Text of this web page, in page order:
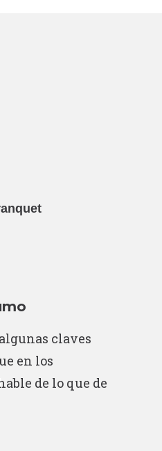
claves
en los
de lo que de